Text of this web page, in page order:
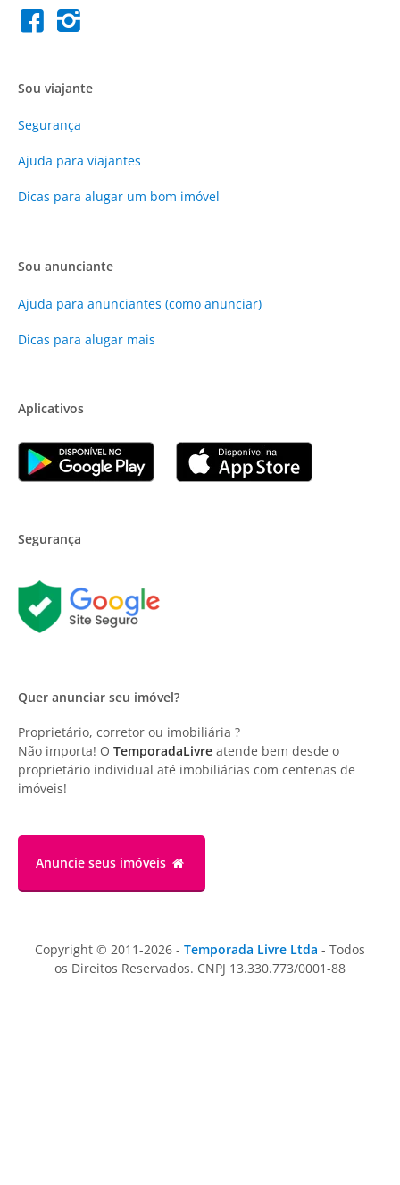
Sou viajante
Segurança
Ajuda para viajantes
Dicas para alugar um bom imóvel
Sou anunciante
Ajuda para anunciantes (como anunciar)
Dicas para alugar mais
Aplicativos
Segurança
Quer anunciar seu imóvel?
Proprietário, corretor ou imobiliária ?
Não importa! O TemporadaLivre atende bem desde o
proprietário individual até imobiliárias com centenas de
imóveis!
Anuncie seus imóveis
Copyright © 2011-2026 - Temporada Livre Ltda - Todos
os Direitos Reservados. CNPJ 13.330.773/0001-88